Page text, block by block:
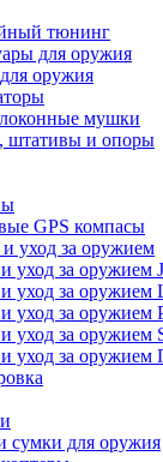
тюнинг
для оружия
оружия
мушки
штативы и опоры
GPS компасы
уход за оружием
уход за оружием
уход за оружием
уход за оружием
уход за оружием
и уход за
сумки для оружия